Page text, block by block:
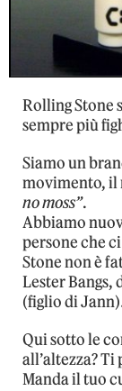
Rolling Stone
sempre più
Siamo un
movimento, il
no moss”.
Abbiamo
persone che
Stone non è
Lester Bangs,
(figlio di
Qui sotto le
all’altezza?
Manda il tuo